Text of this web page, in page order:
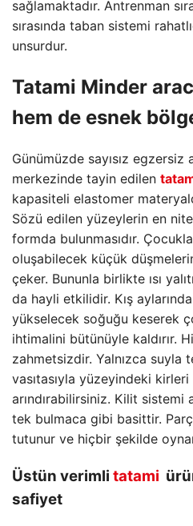
sağlamaktadır. Antrenman
sırasında taban sistemi
unsurdur.
Tatami Minder
hem de esnek
Günümüzde sayısız egzersiz
merkezinde tayin edilen
kapasiteli elastomer
Sözü edilen yüzeylerin en
formda bulunmasıdır.
oluşabilecek küçük
çeker. Bununla birlikte ısı
da hayli etkilidir. Kış
yükselecek soğuğu keserek
ihtimalini bütünüyle kaldırır.
zahmetsizdir. Yalnızca suyla
vasıtasıyla yüzeyindeki
arındırabilirsiniz. Kilit sistemi
tek bulmaca gibi basittir.
tutunur ve hiçbir şekilde
Üstün verimli tatami
safiyet